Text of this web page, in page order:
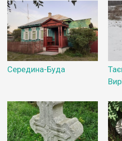
Середина-Буда